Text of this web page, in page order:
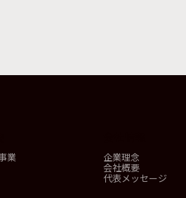
業 企業理念
会社概要
代表メッセージ